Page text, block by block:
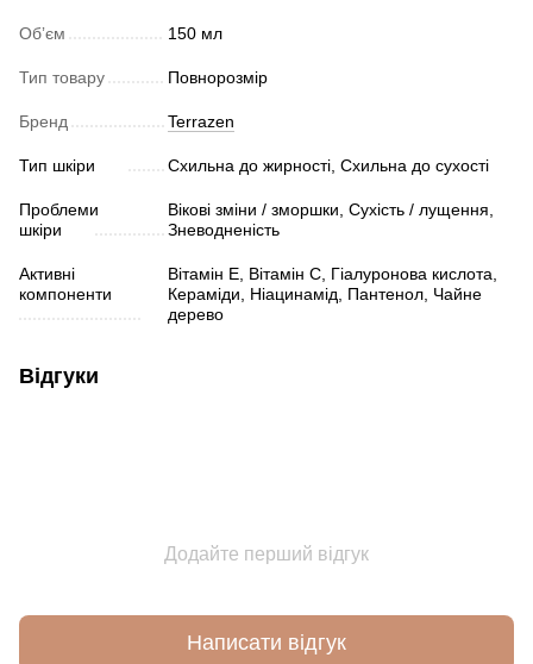
Обʼєм 150 мл
Тип товару Повнорозмір
Бренд Terrazen
Тип шкіри Схильна до жирності, Схильна до сухості
Проблеми
шкіри
Вікові зміни / зморшки, Сухість / лущення,
Зневодненість
Активні
компоненти
Вітамін Е, Вітамін С, Гіалуронова кислота,
Кераміди, Ніацинамід, Пантенол, Чайне
дерево
Відгуки
Додайте перший відгук
Написати відгук